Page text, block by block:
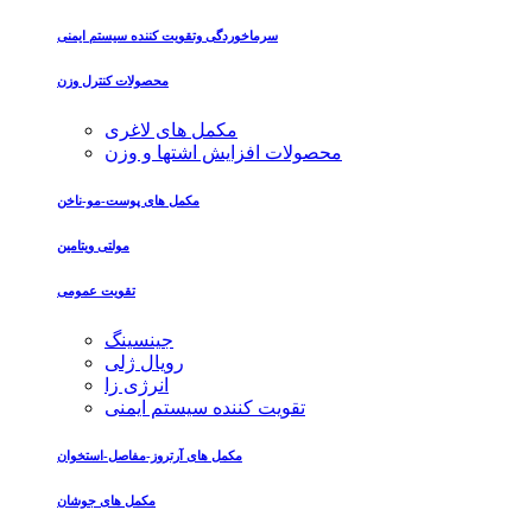
سرماخوردگی وتقویت کننده سیستم ایمنی
محصولات کنترل وزن
مکمل های لاغری
محصولات افزایش اشتها و وزن
مکمل های پوست-مو-ناخن
مولتی ویتامین
تقویت عمومی
جینسینگ
رویال ژلی
انرژی زا
تقویت کننده سیستم ایمنی
مکمل های آرتروز-مفاصل-استخوان
مکمل های جوشان